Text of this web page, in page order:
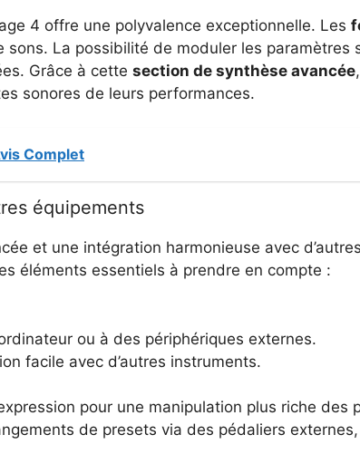
4 offre une polyvalence exceptionnelle. Les
sons. La possibilité de moduler les
Grâce à cette section de synthèse avancée
sonores de leurs performances.
Complet
équipements
et une intégration harmonieuse avec
éléments essentiels à prendre en compte :
ou à des périphériques externes.
facile avec d’autres instruments.
pour une manipulation plus riche des
de presets via des pédaliers